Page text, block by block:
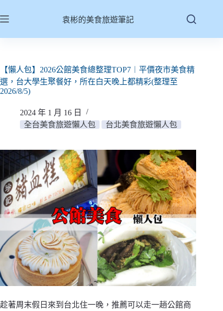
至
容
袁彬的美食旅遊筆記
【懶人包】2026公館美食總整理TOP7︱平價夜市美食精
選，台大學生聚餐好，所在白天晚上都精彩(整理至
2026/8/5)
2024 年 1 月 16 日
全台美食旅遊懶人包
台北美食旅遊懶人包
趁著周末假日來到台北住一晚，推薦可以走一趟公館商